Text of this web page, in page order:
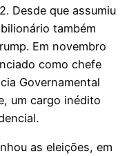
Desde que assumiu
também
Em novembro
como chefe
Governamental
um cargo inédito
as eleições, em